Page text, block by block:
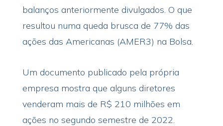
balanços anteriormente divulgados. O que
resultou numa queda brusca de 77% das
ações das Americanas (AMER3) na Bolsa.
Um documento publicado pela própria
empresa mostra que alguns diretores
venderam mais de R$ 210 milhões em
ações no segundo semestre de 2022.